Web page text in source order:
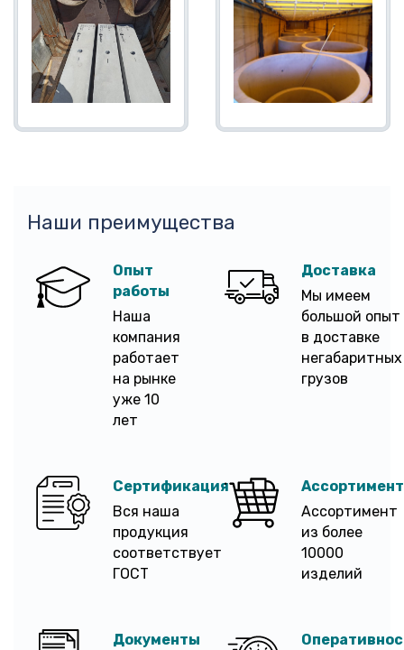
Наши преимущества
Опыт
работы
Наша
компания
работает
на рынке
уже 10
лет
Доставка
Мы имеем
большой опыт
в доставке
негабаритных
грузов
Сертификация
Вся наша
продукция
соответствует
ГОСТ
Ассортимент
Ассортимент
из более
10000
изделий
Документы